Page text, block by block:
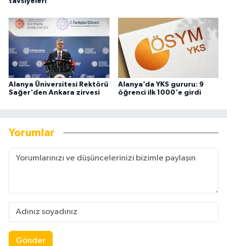
Alanya Üniversitesi Rektörü
Sağer'den Ankara zirvesi
Alanya’da YKS gururu: 9
öğrenci ilk 1000'e girdi
Yorumlar
Gönder